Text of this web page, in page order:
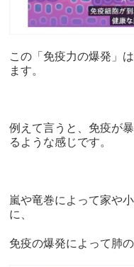
この「免疫力の爆発」
ます。
例えて言うと、免疫が
るような感じです。
嵐や竜巻によって家や
に、
免疫の爆発によって肺